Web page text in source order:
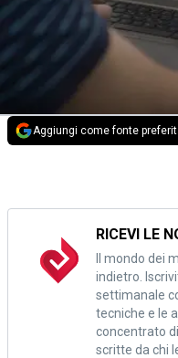
Aggiungi come fonte
RICEVI LE
Il mondo dei
indietro.
settimanale
tecniche e le
concentrato
scritte da chi